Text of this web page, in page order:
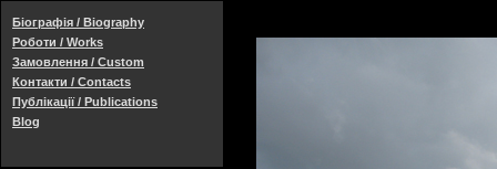
Біографія / Biography
Роботи / Works
Замовлення / Custom
Контакти / Contacts
Публікації / Publications
Blog